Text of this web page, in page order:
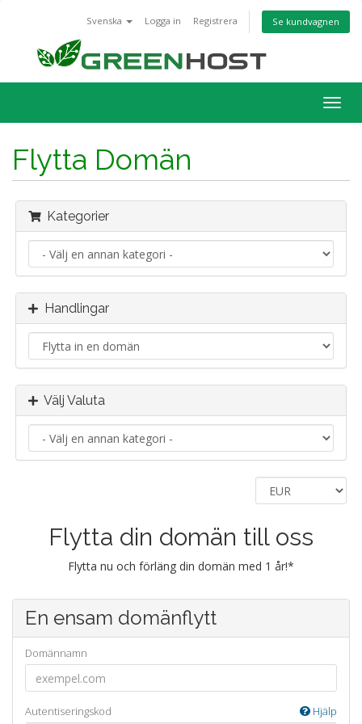
Svenska Logga in Registrera Se kundvagnen
Flytta Domän
Kategorier
Handlingar
Välj Valuta
Flytta din domän till oss
Flytta nu och förläng din domän med 1 år!*
En ensam domänflytt
Domännamn
Autentiseringskod Hjälp